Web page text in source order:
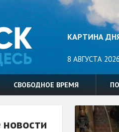
КАРТИНА
8 АВГУСТА
СВОБОДНОЕ ВРЕМЯ